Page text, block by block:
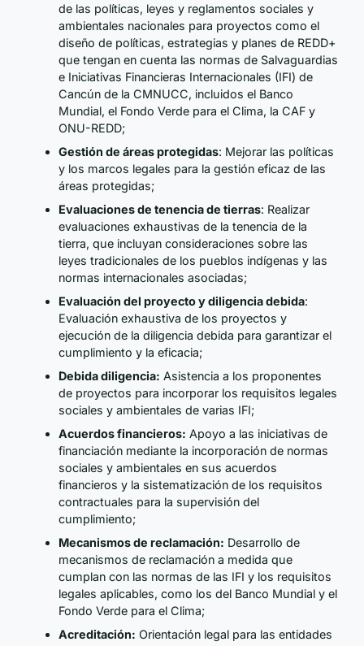
de las políticas, leyes y reglamentos sociales y
ambientales nacionales para proyectos como el
diseño de políticas, estrategias y planes de REDD+
que tengan en cuenta las normas de Salvaguardias
e Iniciativas Financieras Internacionales (IFI) de
Cancún de la CMNUCC, incluidos el Banco
Mundial, el Fondo Verde para el Clima, la CAF y
ONU-REDD;
Gestión de áreas protegidas: Mejorar las políticas
y los marcos legales para la gestión eficaz de las
áreas protegidas;
Evaluaciones de tenencia de tierras: Realizar
evaluaciones exhaustivas de la tenencia de la
tierra, que incluyan consideraciones sobre las
leyes tradicionales de los pueblos indígenas y las
normas internacionales asociadas;
Evaluación del proyecto y diligencia debida:
Evaluación exhaustiva de los proyectos y
ejecución de la diligencia debida para garantizar el
cumplimiento y la eficacia;
Debida diligencia: Asistencia a los proponentes
de proyectos para incorporar los requisitos legales
sociales y ambientales de varias IFI;
Acuerdos financieros: Apoyo a las iniciativas de
financiación mediante la incorporación de normas
sociales y ambientales en sus acuerdos
financieros y la sistematización de los requisitos
contractuales para la supervisión del
cumplimiento;
Mecanismos de reclamación: Desarrollo de
mecanismos de reclamación a medida que
cumplan con las normas de las IFI y los requisitos
legales aplicables, como los del Banco Mundial y el
Fondo Verde para el Clima;
Acreditación: Orientación legal para las entidades